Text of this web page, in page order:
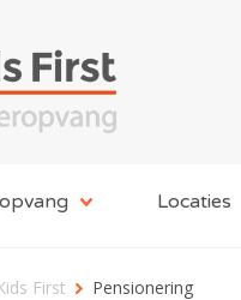
Locaties
First Pensionering